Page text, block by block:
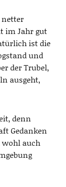
netter
im Jahr gut
ist die
und
der Trubel,
ausgeht,
denn
Gedanken
auch